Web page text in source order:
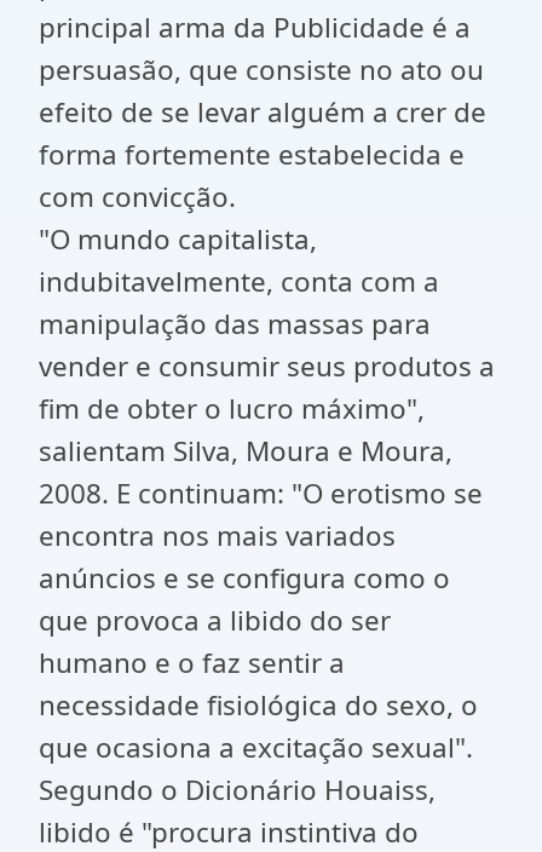
principal arma da Publicidade é a
persuasão, que consiste no ato ou
efeito de se levar alguém a crer de
forma fortemente estabelecida e
com convicção.
"O mundo capitalista,
indubitavelmente, conta com a
manipulação das massas para
vender e consumir seus produtos a
fim de obter o lucro máximo",
salientam Silva, Moura e Moura,
2008. E continuam: "O erotismo se
encontra nos mais variados
anúncios e se configura como o
que provoca a libido do ser
humano e o faz sentir a
necessidade fisiológica do sexo, o
que ocasiona a excitação sexual".
Segundo o Dicionário Houaiss,
libido é "procura instintiva do